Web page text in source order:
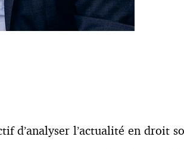
d’analyser l’actualité en droit